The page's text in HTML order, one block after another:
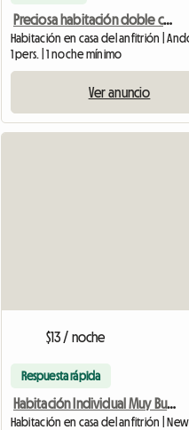
Preciosa habitación doble con baño propio en casa del siglo XVIII.
1 pers. | 1 noche mínimo
Ver anuncio
$13 / noche
Respuesta rápida
Habitación Individual Muy Buen Tamaño Cerca De Newbury
Habitación en casa del anfitrión |